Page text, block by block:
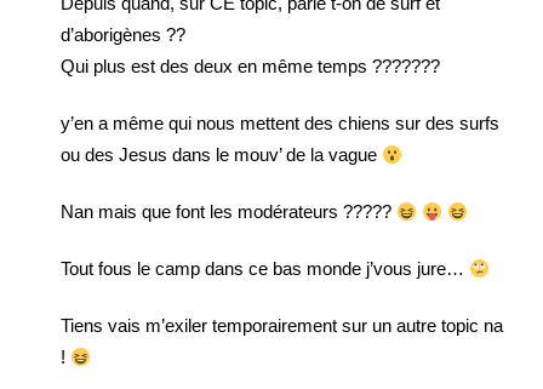
d’aborigènes ??
Qui plus est des deux en même temps ???????
y’en a même qui nous mettent des chiens sur des surfs
ou des Jesus dans le mouv’ de la vague
Nan mais que font les modérateurs ?????
Tout fous le camp dans ce bas monde j’vous jure…
Tiens vais m’exiler temporairement sur un autre topic na
!